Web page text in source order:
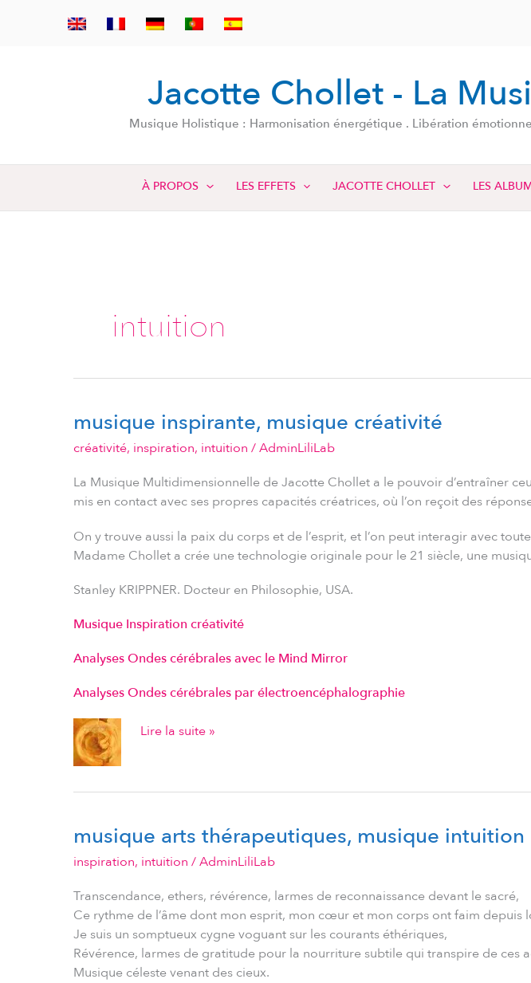
Jacotte Chollet - La
Musique Holistique : Harmonisation énergétique . Libération
À PROPOS LES EFFETS JACOTTE CHOLLET LES
intuition
musique inspirante, musique créativité
créativité, inspiration, intuition /AdminLiliLab
La Musique Multidimensionnelle de Jacotte Chollet a le pouvoir d’entraîner
mis en contact avec ses propres capacités créatrices, où l’on reçoit des
On y trouve aussi la paix du corps et de l’esprit, et l’on peut interagir avec
Madame Chollet a crée une technologie originale pour le 21 siècle, une
Stanley KRIPPNER. Docteur en Philosophie, USA.
Musique Inspiration créativité
Analyses Ondes cérébrales avec le Mind Mirror
Analyses Ondes cérébrales par électroencéphalographie
musique
inspirante,
musique
créativité
Lire la suite »
musique arts thérapeutiques, musique intuition
inspiration, intuition /AdminLiliLab
Transcendance, ethers, révérence, larmes de reconnaissance devant le sacré,
Ce rythme de l’âme dont mon esprit, mon cœur et mon corps ont faim depuis
Je suis un somptueux cygne voguant sur les courants éthériques,
Révérence, larmes de gratitude pour la nourriture subtile qui transpire de ces
Musique céleste venant des cieux.
musique
thérapeutiques,
musique
intuition